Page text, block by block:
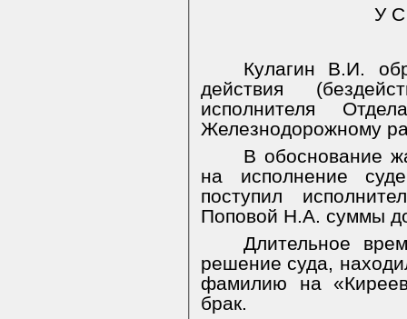
У
Кулагин В.И.
действия
исполнителя
Железнодорожному
В обоснование
на исполнение
поступил
Поповой Н.А. суммы
Длительное
решение суда,
фамилию на
брак.